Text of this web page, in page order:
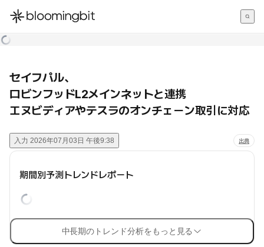
한국어
セイフパル、
ロビンフッドL2メインネットと連携
エヌビディアやテスラのオンチェーン取引に対応
入力 2026年07月03日 午後9:38 出典
期間別予測トレンドレポート
中長期のトレンド分析をもっと見る